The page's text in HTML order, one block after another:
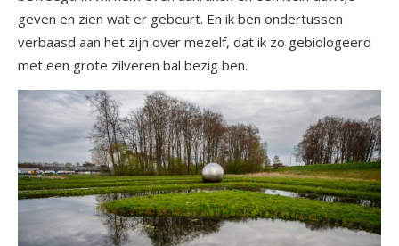
geven en zien wat er gebeurt. En ik ben ondertussen
verbaasd aan het zijn over mezelf, dat ik zo gebiologeerd
met een grote zilveren bal bezig ben.